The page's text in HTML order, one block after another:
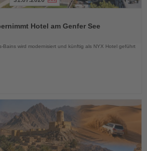
Hotel am Genfer See
Bains wird modernisiert und künftig als NYX Hotel geführt